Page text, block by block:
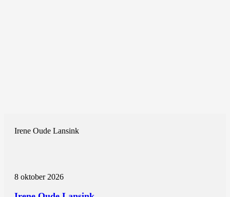
Irene Oude Lansink
8 oktober 2026